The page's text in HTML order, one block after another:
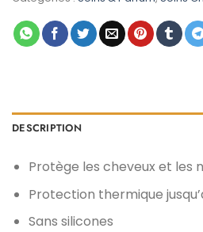
DESCRIPTION
Protège les cheveux et les
Protection thermique
Sans silicones